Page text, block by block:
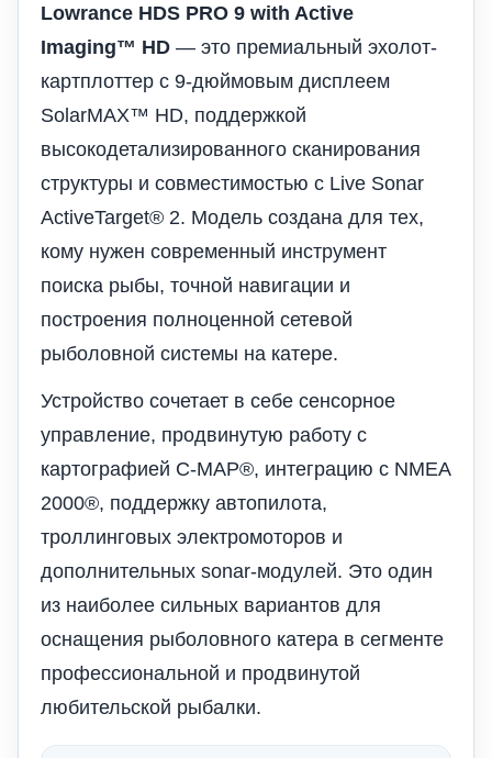
Lowrance HDS PRO 9 with Active
Imaging™ HD — это премиальный эхолот-
картплоттер с 9-дюймовым дисплеем
SolarMAX™ HD, поддержкой
высокодетализированного сканирования
структуры и совместимостью с Live Sonar
ActiveTarget® 2. Модель создана для тех,
кому нужен современный инструмент
поиска рыбы, точной навигации и
построения полноценной сетевой
рыболовной системы на катере.
Устройство сочетает в себе сенсорное
управление, продвинутую работу с
картографией C-MAP®, интеграцию с NMEA
2000®, поддержку автопилота,
троллинговых электромоторов и
дополнительных sonar-модулей. Это один
из наиболее сильных вариантов для
оснащения рыболовного катера в сегменте
профессиональной и продвинутой
любительской рыбалки.